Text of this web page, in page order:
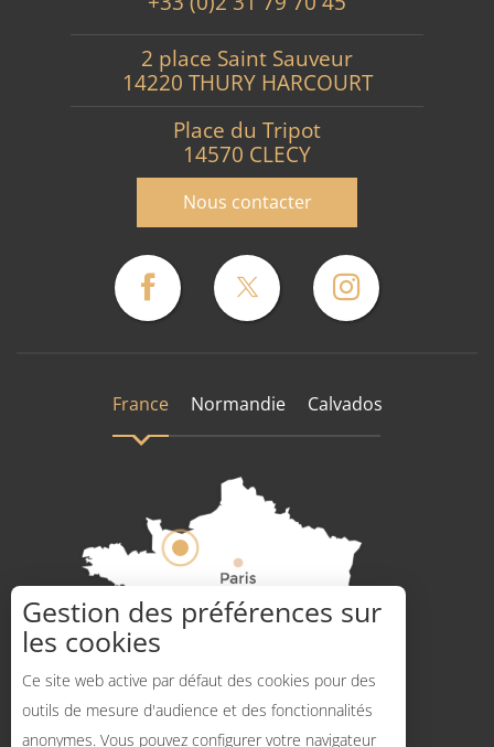
2 place Saint Sauveur
14220 THURY HARCOURT
Place du Tripot
14570 CLECY
Nous contacter
France Normandie Calvados
Gestion des préférences sur
les cookies
Ce site web active par défaut des cookies pour des
outils de mesure d'audience et des fonctionnalités
anonymes. Vous pouvez configurer votre navigateur